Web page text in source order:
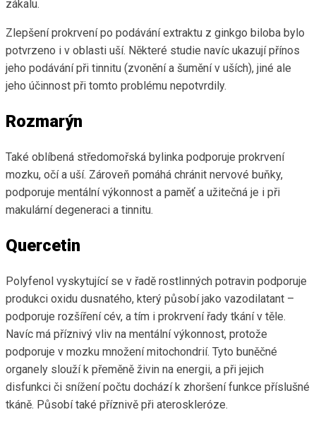
zákalu.
Zlepšení prokrvení po podávání extraktu z ginkgo biloba bylo
potvrzeno i v oblasti uší. Některé studie navíc ukazují přínos
jeho podávání při tinnitu (zvonění a šumění v uších), jiné ale
jeho účinnost při tomto problému nepotvrdily.
Rozmarýn
Také oblíbená středomořská bylinka podporuje prokrvení
mozku, očí a uší. Zároveň pomáhá chránit nervové buňky,
podporuje mentální výkonnost a paměť a užitečná je i při
makulární degeneraci a tinnitu.
Quercetin
Polyfenol vyskytující se v řadě rostlinných potravin podporuje
produkci oxidu dusnatého, který působí jako vazodilatant –
podporuje rozšíření cév, a tím i prokrvení řady tkání v těle.
Navíc má příznivý vliv na mentální výkonnost, protože
podporuje v mozku množení mitochondrií. Tyto buněčné
organely slouží k přeměně živin na energii, a při jejich
disfunkci či snížení počtu dochází k zhoršení funkce příslušné
tkáně. Působí také příznivě při ateroskleróze.